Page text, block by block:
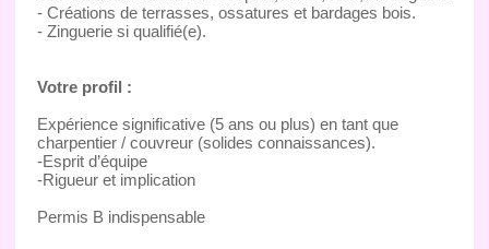
- Créations de terrasses, ossatures et bardages bois.
- Zinguerie si qualifié(e).
Votre profil :
Expérience significative (5 ans ou plus) en tant que
charpentier / couvreur (solides connaissances).
-Esprit d’équipe
-Rigueur et implication
Permis B indispensable